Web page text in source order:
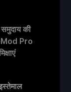
की
Pro